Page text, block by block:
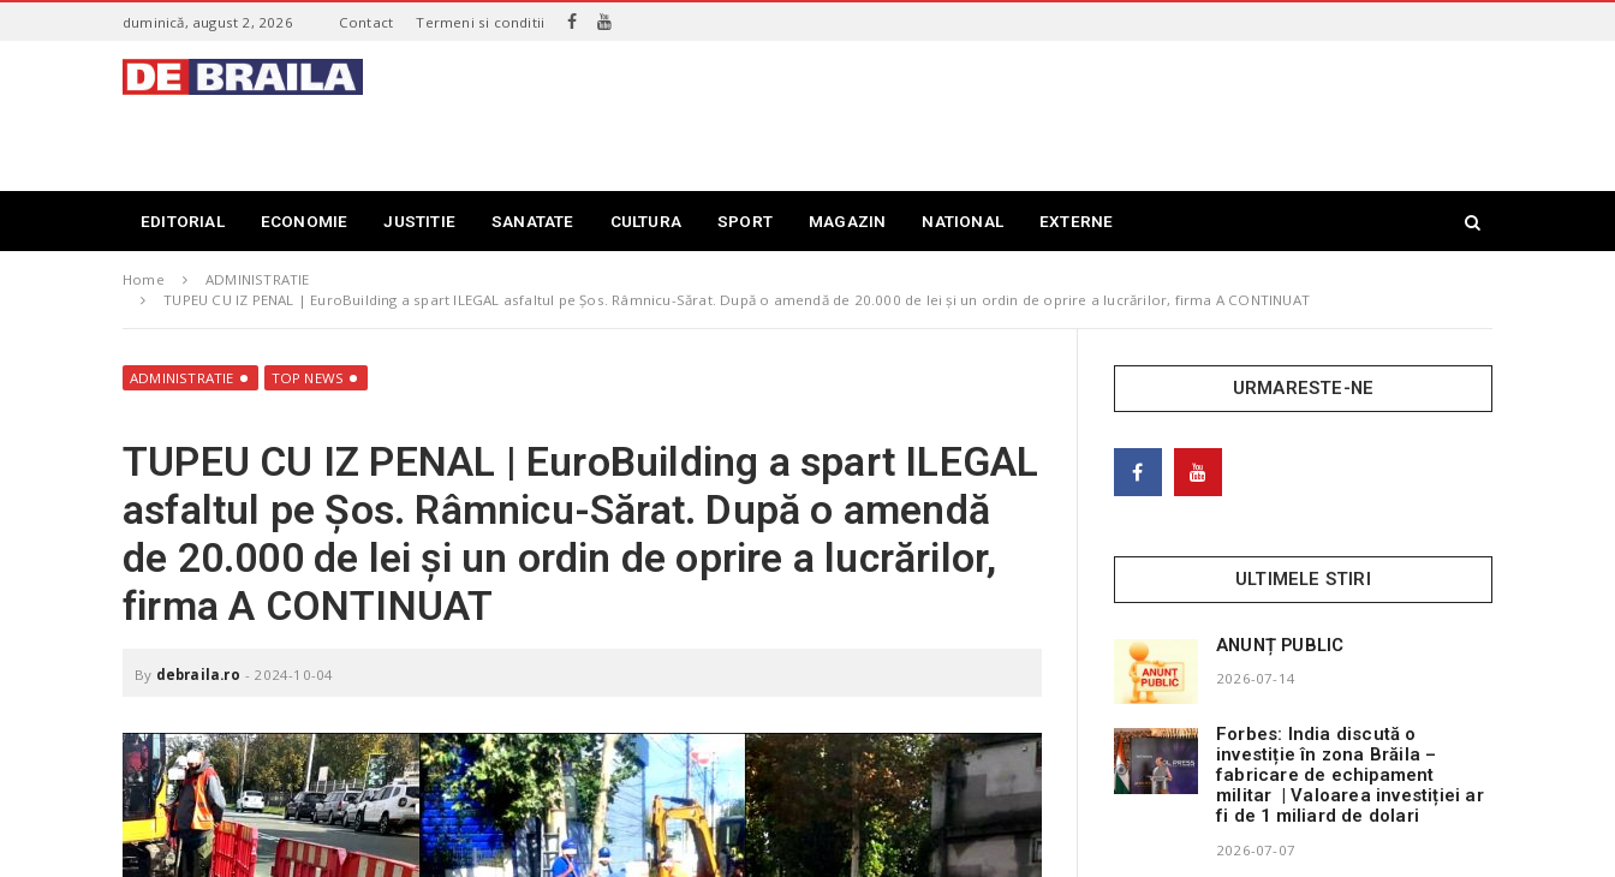
c
duminică, august 2, 2026 Contact Termeni si conditii
t
B
a
a
l
a
o
EDITORIAL ECONOMIE JUSTITIE SANATATE CULTURA SPORT MAGAZIN NATIONAL EXTERNE
Home
ADMINISTRATIE
TUPEU CU IZ PENAL | EuroBuilding a spart ILEGAL asfaltul pe Șos. Râmnicu-Sărat. După o amendă de 20.000 de lei și un ordin de oprire a lucrărilor, firma A CONTINUAT
ADMINISTRATIE TOP NEWS
TUPEU CU IZ PENAL | EuroBuilding a spart ILEGAL
asfaltul pe Șos. Râmnicu-Sărat. După o amendă
de 20.000 de lei și un ordin de oprire a lucrărilor,
firma A CONTINUAT
By debraila.ro - 2024-10-04
URMARESTE-NE
ULTIMELE STIRI
ANUNȚ PUBLIC
2026-07-14
Forbes: India discută o
investiție în zona Brăila –
fabricare de echipament
militar | Valoarea investiției ar
fi de 1 miliard de dolari
2026-07-07